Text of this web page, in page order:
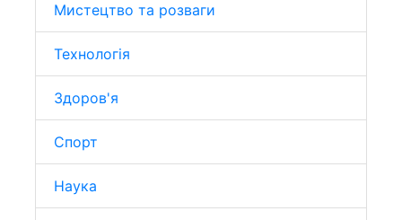
Мистецтво та розваги
Технологія
Здоров'я
Спорт
Наука